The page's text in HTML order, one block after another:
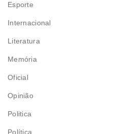
Esporte
Internacional
Literatura
Memória
Oficial
Opinião
Politica
Política